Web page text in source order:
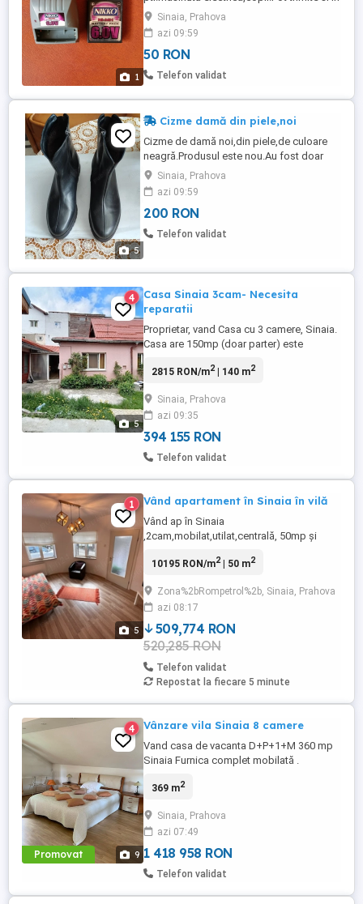
1
tara,cu plata unui avans in prealabil.
Sinaia, Prahova
azi 09:59
50 RON
Telefon validat
5
Cizme damă din piele,noi
Cizme de damă noi,din piele,de culoare
neagră.Produsul este nou.Au fost doar
probate.Sunt Nr 39,cu blană în interior.
Sinaia, Prahova
azi 09:59
200 RON
Telefon validat
5
4
Casa Sinaia 3cam- Necesita
reparatii
Proprietar, vand Casa cu 3 camere, Sinaia.
Casa are 150mp (doar parter) este
hol, garaj și alte dependințe. Accesul se
DN1. Necesita reparatii interioare.
2815 RON/m2| 140 m2
Sinaia, Prahova
azi 09:35
394 155 RON
Telefon validat
5
1 Vând apartament în Sinaia în vilă
Vând ap în Sinaia
,2cam,mobilat,utilat,centrală, 50mp și
10195 RON/m2| 50 m2
Zona%2bRompetrol%2b, Sinaia, Prahova
azi 08:17
509,774 RON
520,285 RON
Telefon validat
Repostat la fiecare 5 minute
Promovat 9
4 Vânzare vila Sinaia 8 camere
Vand casa de vacanta D+P+1+M 360 mp
Sinaia Furnica complet mobilată .
369 m2
Sinaia, Prahova
azi 07:49
1 418 958 RON
Telefon validat